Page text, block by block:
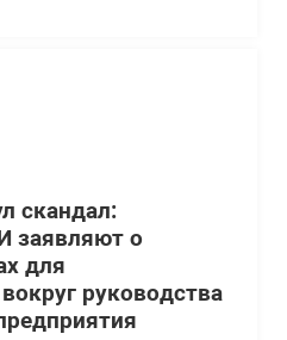
скандал:
заявляют о
для
руководства